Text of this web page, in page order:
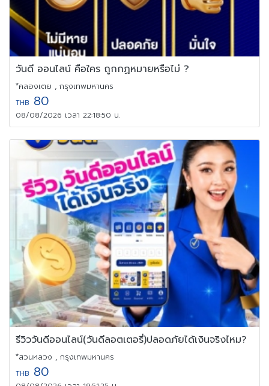
วันดี ออนไลน์ คือใคร ถูกกฏหมายหรือไม่ ?
*คลองเตย , กรุงเทพมหานคร
THB 80
08/08/2026 เวลา 22:18:50 น.
รีวิววันดีออนไลน์(วันดีลอตเตอรี่)ปลอดภัยได้เงินจริงไหม?
*สวนหลวง , กรุงเทพมหานคร
THB 80